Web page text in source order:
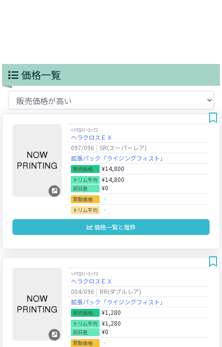
価格一覧
ﾍﾗｸﾛｽｲｰｴｯｸｽ
ヘラクロスＥＸ
097/096
SR(スーパーレア)
拡張パック「ライジングフィスト」
販売価格 ¥14,800
トリム平均 ¥14,800
前日差 ¥0
買取価格 ‐
トリム平均 ‐
価格一覧と推移
ﾍﾗｸﾛｽｲｰｴｯｸｽ
ヘラクロスＥＸ
004/096
RR(ダブルレア)
拡張パック「ライジングフィスト」
販売価格 ¥1,280
トリム平均 ¥1,280
前日差 ¥0
買取価格 ‐